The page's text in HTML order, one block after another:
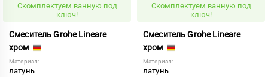
Скомплектуем ванную под
ключ!
Смеситель Grohe Lineare
хром
Материал:
латунь
Скомплектуем ванную под
ключ!
Смеситель Grohe Lineare
хром
Материал:
латунь